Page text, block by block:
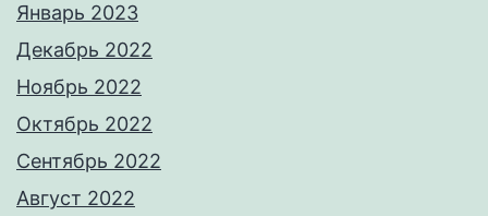
Январь 2023
Декабрь 2022
Ноябрь 2022
Октябрь 2022
Сентябрь 2022
Август 2022